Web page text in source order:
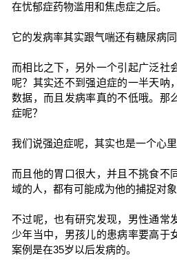
在忧郁症药物滥用和焦虑症之后。
它的发病率其实跟气喘还有糖尿病同
而相比之下，另外一个引起广泛社
呢？其实还不到强迫症的一半天呐
数据，而且发病率真的不低哦。那
症呢？
我们说强迫症呢，其实也是一个心里
而且他的胃口很大，并且不挑食不
域的人，都有可能成为他的捕捉对象
不过呢，也有研究发现，男性通常
少年当中，男孩儿的患病率要高于
案例是在35岁以后发病的。